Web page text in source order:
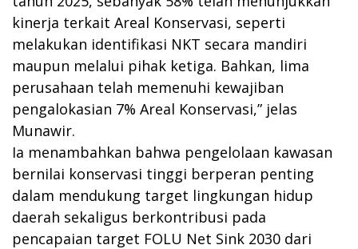
kinerja terkait Areal Konservasi, seperti
melakukan identifikasi NKT secara mandiri
maupun melalui pihak ketiga. Bahkan, lima
perusahaan telah memenuhi kewajiban
pengalokasian 7% Areal Konservasi,” jelas
Munawir.
Ia menambahkan bahwa pengelolaan kawasan
bernilai konservasi tinggi berperan penting
dalam mendukung target lingkungan hidup
daerah sekaligus berkontribusi pada
pencapaian target FOLU Net Sink 2030 dari